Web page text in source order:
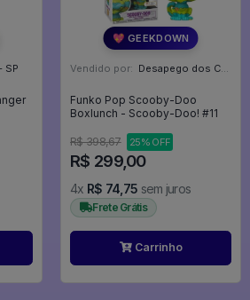
SP
💖 GEEKDOWN
Vendido por: Desapego dos Cardoso - PR
Funko Pop Scooby-Doo
Boxlunch - Scooby-Doo! #11
R$ 398,67 25% OFF
R$ 299,00
4x R$ 74,75 sem juros
Frete Grátis
Carrinho